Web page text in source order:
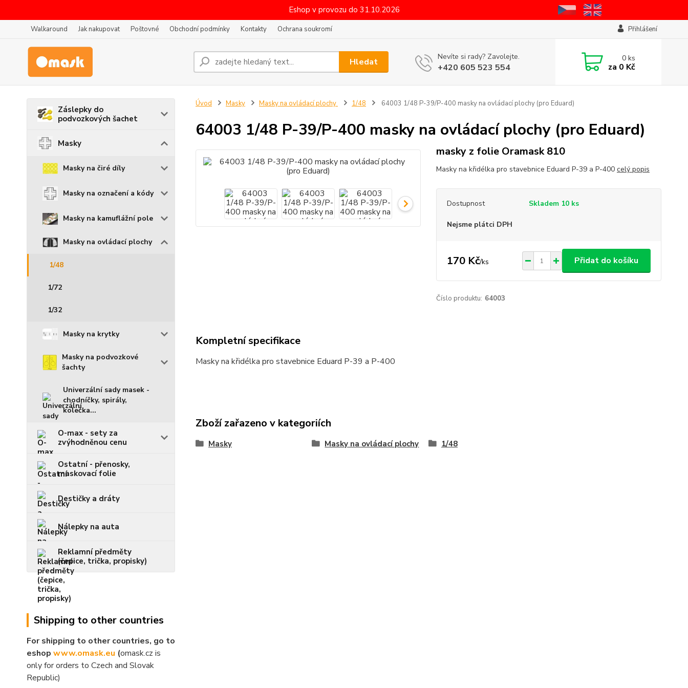
Eshop v provozu do 31.10.2026
Walkaround Jak nakupovat Poštovné Obchodní podmínky Kontakty Ochrana soukromí Přihlášení
Hledat Nevíte si rady? Zavolejte.
+420 605 523 554
0ks
za 0 Kč
Záslepky do
podvozkových šachet
Masky
Masky na čiré díly
Masky na označení a kódy
Masky na kamuflážní pole
Masky na ovládací plochy
1/48
1/72
1/32
Masky na krytky
Masky na podvozkové
šachty
Univerzální sady masek -
chodníčky, spirály,
kolečka...
O-max - sety za
zvýhodněnou cenu
Ostatní - přenosky,
maskovací folie
Destičky a dráty
Nálepky na auta
Reklamní předměty
(čepice, trička, propisky)
Shipping to other countries
For shipping to other countries, go to
eshop www.omask.eu (omask.cz is
only for orders to Czech and Slovak
Republic)
Úvod Masky Masky na ovládací plochy 1/48 64003 1/48 P-39/P-400 masky na ovládací plochy (pro Eduard)
64003 1/48 P-39/P-400 masky na ovládací plochy (pro Eduard)
masky z folie Oramask 810
Masky na křidélka pro stavebnice Eduard P-39 a P-400 celý popis
Dostupnost Skladem 10 ks
Nejsme plátci DPH
170 Kč/ks Přidat do košíku
Číslo produktu: 64003
Kompletní specifikace
Masky na křidélka pro stavebnice Eduard P-39 a P-400
Zboží zařazeno v kategoriích
Masky Masky na ovládací plochy 1/48